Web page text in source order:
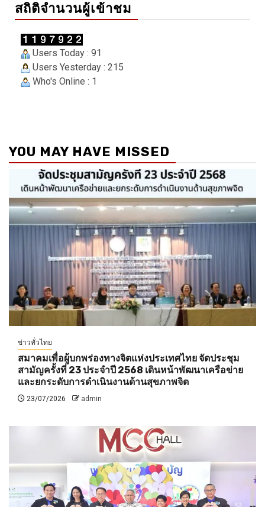
สถิติจำนวนผู้เข้าชม
Users Today : 91
Users Yesterday : 215
Who's Online : 1
YOU MAY HAVE MISSED
ข่าวทั่วไทย
สมาคมเพื่อผู้บกพร่องทางจิตแห่งประเทศไทย จัดประชุม
สามัญครั้งที่ 23 ประจำปี 2568 เดินหน้าพัฒนาเครือข่าย
และยกระดับการดำเนินงานด้านสุขภาพจิต
23/07/2026 admin